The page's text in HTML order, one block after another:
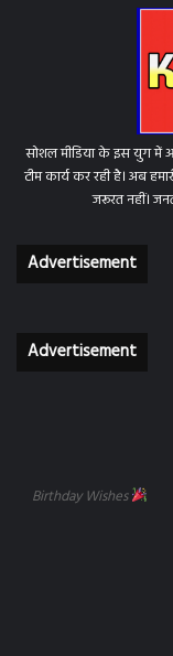
सोशल मीडिया के इस युग में
टीम कार्य कर रही है। अब
जरूरत नहीं।
Advertisement
Advertisement
Birthday Wishes